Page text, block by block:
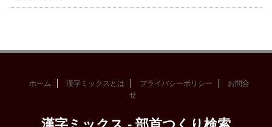
ホーム 漢字ミックスとは プライバシーポリシー
お問合
せ